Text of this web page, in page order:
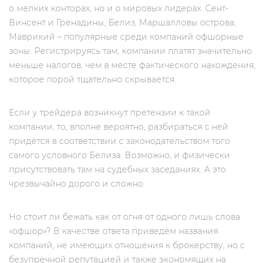
о мелких конторах, но и о мировых лидерах. Сент-
Винсент и Гренадины, Белиз, Маршалловы острова,
Маврикий – популярные среди компаний офшорные
зоны. Регистрируясь там, компании платят значительно
меньше налогов, чем в месте фактического нахождения,
которое порой тщательно скрывается.
Если у трейдера возникнут претензии к такой
компании, то, вполне вероятно, разбираться с ней
придётся в соответствии с законодательством того
самого условного Белиза. Возможно, и физически
присутствовать там на судебных заседаниях. А это
чрезвычайно дорого и сложно.
Но стоит ли бежать как от огня от одного лишь слова
«офшор»? В качестве ответа приведём названия
компаний, не имеющих отношения к брокерству, но c
безупречной репутацией и также экономящих на